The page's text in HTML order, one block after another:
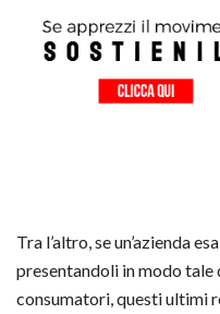
Tra l’altro, se un’azienda
presentandoli in modo
consumatori, questi ultimi